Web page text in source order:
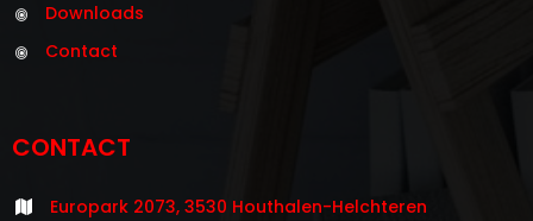
Downloads
Contact
CONTACT
Europark 2073, 3530 Houthalen-Helchteren